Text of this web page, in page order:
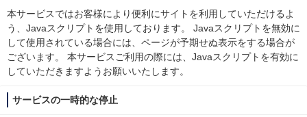
本サービスではお客様により便利にサイトを利用していただけるよ
う、Javaスクリプトを使用しております。 Javaスクリプトを無効に
して使用されている場合には、ページが予期せぬ表示をする場合が
ございます。 本サービスご利用の際には、Javaスクリプトを有効に
していただきますようお願いいたします。
サービスの一時的な停止